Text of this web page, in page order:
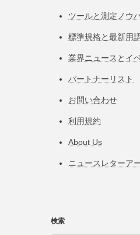
ツールと測定ノウ
標準規格と最新用
業界ニュースとイ
パートナーリスト
お問い合わせ
利用規約
About Us
ニュースレターア
検索